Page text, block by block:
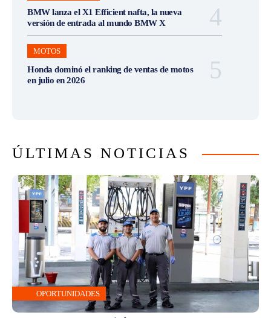
BMW lanza el X1 Efficient nafta, la nueva
versión de entrada al mundo BMW X
MOTOS
Honda dominó el ranking de ventas de motos
en julio en 2026
ÚLTIMAS NOTICIAS
OPORTUNIDADES